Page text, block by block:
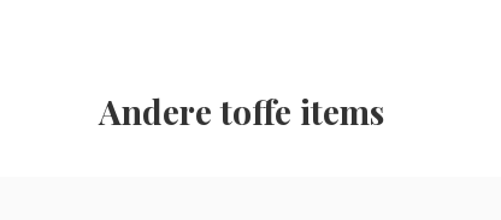
Andere toffe items